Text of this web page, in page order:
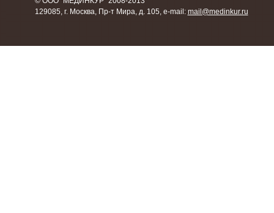
129085, г. Москва, Пр-т Мира, д. 105, e-mail: mail@medinkur.ru